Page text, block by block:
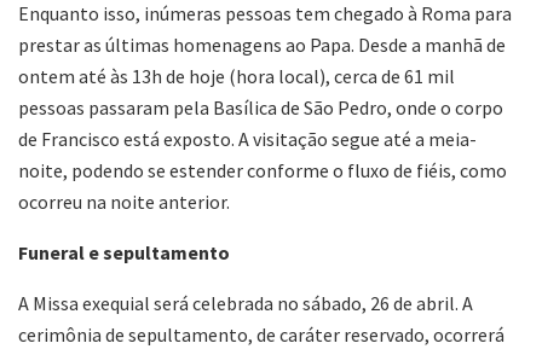
Enquanto isso, inúmeras pessoas tem chegado à Roma para
prestar as últimas homenagens ao Papa. Desde a manhã de
ontem até às 13h de hoje (hora local), cerca de 61 mil
pessoas passaram pela Basílica de São Pedro, onde o corpo
de Francisco está exposto. A visitação segue até a meia-
noite, podendo se estender conforme o fluxo de fiéis, como
ocorreu na noite anterior.
Funeral e sepultamento
A Missa exequial será celebrada no sábado, 26 de abril. A
cerimônia de sepultamento, de caráter reservado, ocorrerá